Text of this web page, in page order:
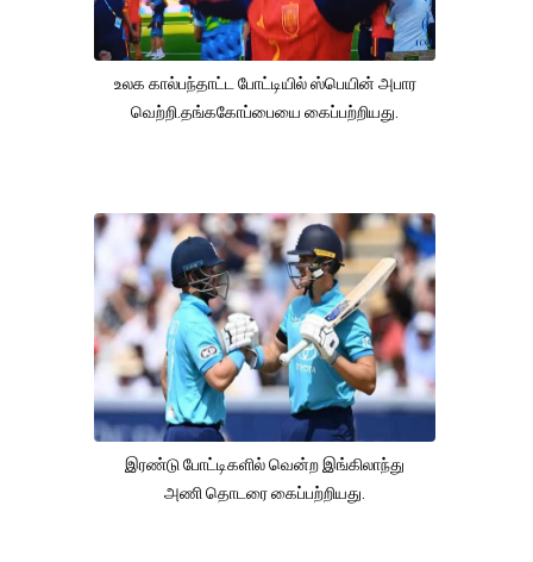
உலக கால்பந்தாட்ட போட்டியில் ஸ்பெயின் அபார
வெற்றி.தங்ககோப்பையை கைப்பற்றியது.
இரண்டு போட்டிகளில் வென்ற இங்கிலாந்து
அணி தொடரை கைப்பற்றியது.